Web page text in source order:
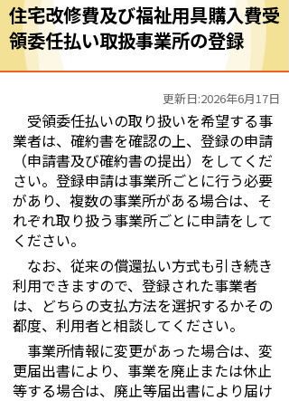
住宅改修費及び福祉用具購入費受
領委任払い取扱事業所の登録
更新日:2026年6月17日
受領委任払いの取り扱いを希望する事
業者は、確約書を確認の上、登録の申請
（申請書及び確約書の提出）をしてくだ
さい。登録申請は事業所ごとに行う必要
があり、複数の事業所がある場合は、そ
れぞれ取り扱う事業所ごとに申請をして
ください。
なお、従来の償還払い方式も引き続き
利用できますので、登録された事業者
は、どちらの支払方法を選択するかその
都度、利用者と相談してください。
事業所情報に変更があった場合は、変
更届出書により、事業を廃止または休止
等する場合は、廃止等届出書により届け